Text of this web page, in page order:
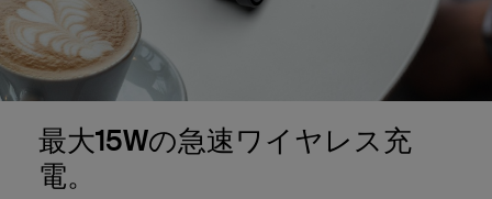
最大15Wの急速ワイヤレス充
電。